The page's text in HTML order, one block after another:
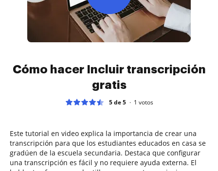
Cómo hacer Incluir transcripción
gratis
5 de 5 1 votos
Este tutorial en video explica la importancia de crear una
transcripción para que los estudiantes educados en casa se
gradúen de la escuela secundaria. Destaca que configurar
una transcripción es fácil y no requiere ayuda externa. El